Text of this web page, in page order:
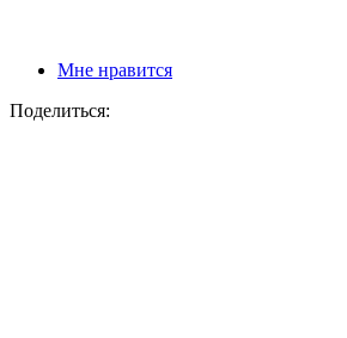
Мне нравится
Поделиться: